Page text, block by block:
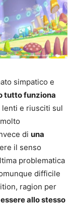
simpatico e
tutto funziona
lenti e riusciti sul
di una
il senso
problematica
difficile
ragion per
allo stesso